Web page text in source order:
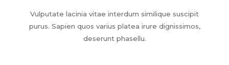
Vulputate lacinia vitae interdum similique suscipit
purus. Sapien quos varius platea irure dignissimos,
deserunt phasellu.